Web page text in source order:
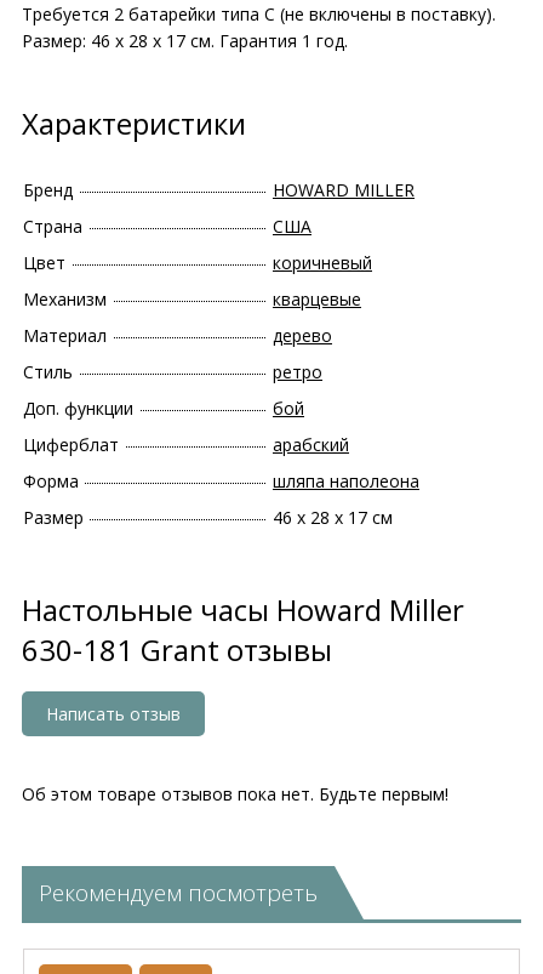
Требуется 2 батарейки типа С (не включены в поставку).
Размер: 46 х 28 х 17 см. Гарантия 1 год.
Характеристики
Бренд
HOWARD MILLER
Страна
США
Цвет
коричневый
Механизм
кварцевые
Материал
дерево
Стиль
ретро
Доп. функции
бой
Циферблат
арабский
Форма
шляпа наполеона
Размер
46 х 28 х 17 см
Настольные часы Howard Miller
630-181 Grant отзывы
Написать отзыв
Об этом товаре отзывов пока нет. Будьте первым!
Рекомендуем посмотреть